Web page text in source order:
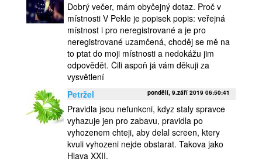
Dobrý večer, mám obyčejný dotaz. Proč v
místnosti V Pekle je popisek popis: veřejná
místnost i pro neregistrované a je pro
neregistrované uzamčená, choděj se mě na
to ptat do moji místnosti a nedokážu jim
odpovědět. Čili aspoň já vám děkuji za
vysvětlení
Petržel
pondělí, 9.září 2019 06:50:41
Pravidla jsou nefunkcni, kdyz staly spravce
vyhazuje jen pro zabavu, pravidla po
vyhozenem chteji, aby delal screen, ktery
kvuli vyhozeni nejde obstarat. Takova jako
Hlava XXII.